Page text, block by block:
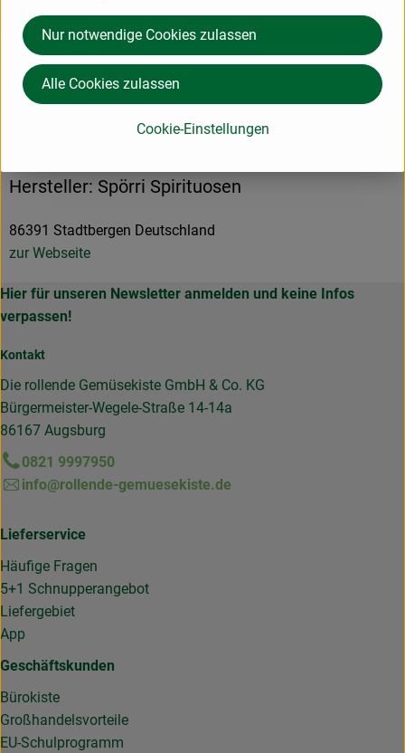
Produktinformationen
Hersteller: Spörri Spirituosen
86391 Stadtbergen Deutschland
zur Webseite
Hier für unseren Newsletter anmelden und keine Infos
verpassen!
Kontakt
Die rollende Gemüsekiste GmbH & Co. KG
Bürgermeister-Wegele-Straße 14-14a
86167 Augsburg
0821 9997950
info@rollende-gemuesekiste.de
Lieferservice
Häufige Fragen
5+1 Schnupperangebot
Liefergebiet
App
Geschäftskunden
Bürokiste
Großhandelsvorteile
EU-Schulprogramm
Cookie-Einstellungen
Nur notwendige Cookies zulassen
Alle Cookies zulassen